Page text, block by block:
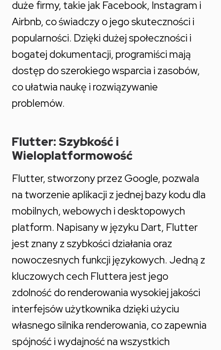
duże firmy, takie jak Facebook, Instagram i
Airbnb, co świadczy o jego skuteczności i
popularności. Dzięki dużej społeczności i
bogatej dokumentacji, programiści mają
dostęp do szerokiego wsparcia i zasobów,
co ułatwia naukę i rozwiązywanie
problemów.
Flutter: Szybkość i
Wieloplatformowość
Flutter, stworzony przez Google, pozwala
na tworzenie aplikacji z jednej bazy kodu dla
mobilnych, webowych i desktopowych
platform. Napisany w języku Dart, Flutter
jest znany z szybkości działania oraz
nowoczesnych funkcji językowych. Jedną z
kluczowych cech Fluttera jest jego
zdolność do renderowania wysokiej jakości
interfejsów użytkownika dzięki użyciu
własnego silnika renderowania, co zapewnia
spójność i wydajność na wszystkich